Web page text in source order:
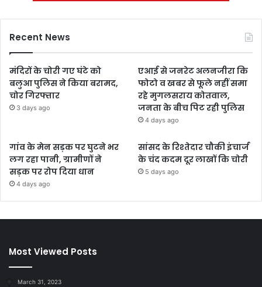
Recent News
मंदिरों के चोरी गए घंटे को
बलुआ पुलिस ने किया बरामद,
चोर गिरफ्तार
3 days ago
एआई से जनरेट अलनजीरा कि
फोटो व खबर से फूले नहीं समा
रहे मुगलसराय कोतवाल,
जनता के बीच पिट रही पुलिस
4 days ago
गांव के मेन सड़क पर घुटने भर
लग रहा पानी, ग्रामीणों ने
सड़क पर रोप दिया धान
4 days ago
सांसद के रिश्तेदार चौकी इंचार्ज
के चंद कदम दूर लाखों कि चोरी
5 days ago
Most Viewed Posts
March 31, 2023